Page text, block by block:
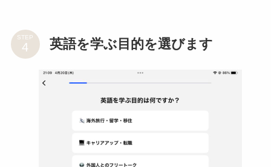
STEP 英語を学ぶ目的を選びます